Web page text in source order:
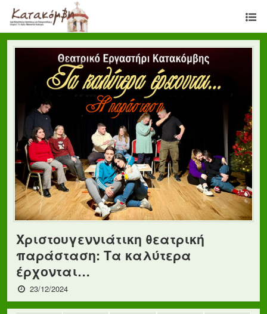
Χριστουγεννιάτικη θεατρική
παράσταση: Τα καλύτερα
έρχονται…
23/12/2024